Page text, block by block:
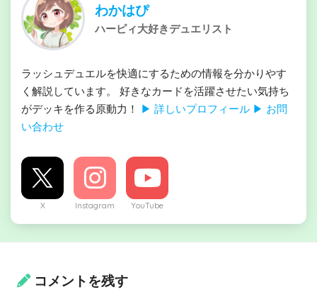
わかはぴ
ハーピィ大好きデュエリスト
ラッシュデュエルを快適にするための情報を分かりやす
く解説しています。 好きなカードを活躍させたい気持ち
がデッキを作る原動力！
▶ 詳しいプロフィール ▶ お問
い合わせ
X Instagram YouTube
コメントを残す